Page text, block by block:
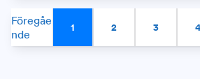
Föregåe
nde
1 2 3 4